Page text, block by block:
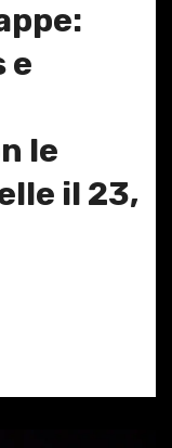
e
le
il 23,